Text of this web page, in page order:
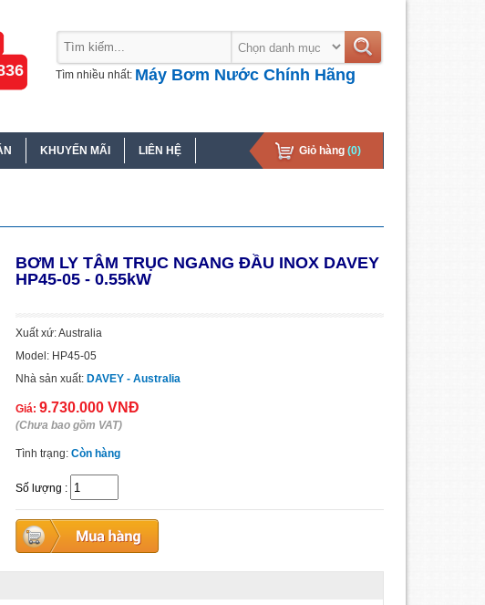
Tìm nhiều nhất: Máy Bơm Nước Chính Hãng
KHUYẾN MÃI LIÊN HỆ Giỏ hàng (0)
BƠM LY TÂM TRỤC NGANG ĐẦU INOX DAVEY
HP45-05 - 0.55kW
Xuất xứ: Australia
Model: HP45-05
Nhà sản xuất: DAVEY - Australia
Giá: 9.730.000 VNĐ
(Chưa bao gồm VAT)
Tình trạng: Còn hàng
Số lượng :